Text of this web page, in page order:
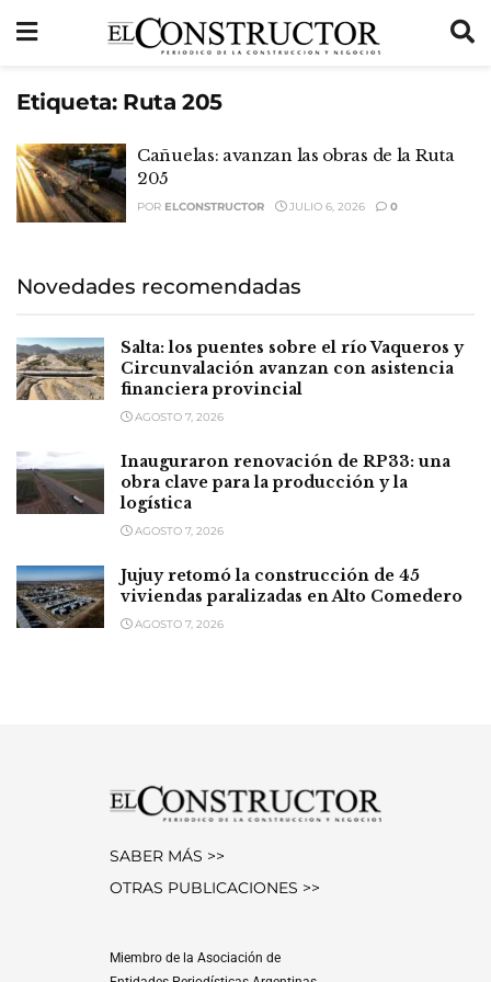
Etiqueta: Ruta 205
Cañuelas: avanzan las obras de la Ruta
205
POR ELCONSTRUCTOR JULIO 6, 2026 0
Novedades recomendadas
Salta: los puentes sobre el río Vaqueros y
Circunvalación avanzan con asistencia
financiera provincial
AGOSTO 7, 2026
Inauguraron renovación de RP33: una
obra clave para la producción y la
logística
AGOSTO 7, 2026
Jujuy retomó la construcción de 45
viviendas paralizadas en Alto Comedero
AGOSTO 7, 2026
SABER MÁS >>
OTRAS PUBLICACIONES >>
Miembro de la Asociación de